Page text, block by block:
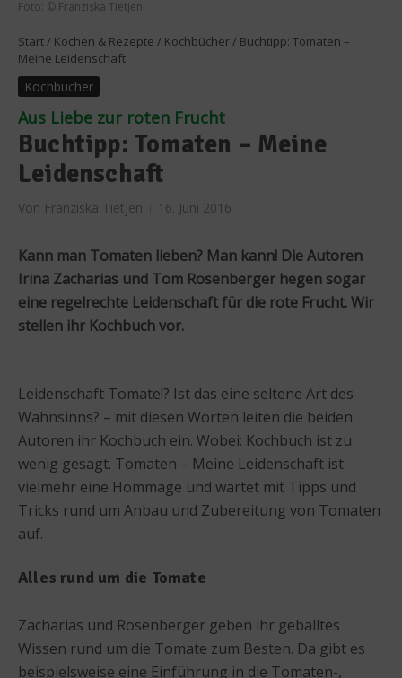
Foto: © Franziska Tietjen
Start / Kochen & Rezepte / Kochbücher / Buchtipp: Tomaten –
Meine Leidenschaft
Kochbücher
Aus Liebe zur roten Frucht
Buchtipp: Tomaten – Meine
Leidenschaft
Von Franziska Tietjen 16. Juni 2016
Kann man Tomaten lieben? Man kann! Die Autoren
Irina Zacharias und Tom Rosenberger hegen sogar
eine regelrechte Leidenschaft für die rote Frucht. Wir
stellen ihr Kochbuch vor.
Leidenschaft Tomate!? Ist das eine seltene Art des
Wahnsinns? – mit diesen Worten leiten die beiden
Autoren ihr Kochbuch ein. Wobei: Kochbuch ist zu
wenig gesagt. Tomaten – Meine Leidenschaft ist
vielmehr eine Hommage und wartet mit Tipps und
Tricks rund um Anbau und Zubereitung von Tomaten
auf.
Alles rund um die Tomate
Zacharias und Rosenberger geben ihr geballtes
Wissen rund um die Tomate zum Besten. Da gibt es
beispielsweise eine Einführung in die Tomaten-,